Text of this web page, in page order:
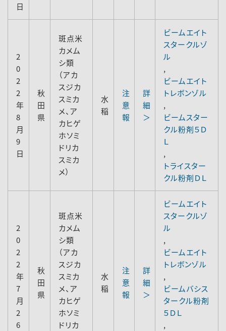
日
2
0
2
2
年
8
月
9
日
秋
田
県
斑点米
カメム
シ類
（アカ
スジカ
スミカ
メ、ア
カヒゲ
ホソミ
ドリカ
スミカ
メ）
水
稲
注
意
報
詳
細
＞
ビームエイト
スタークルゾ
ル
,
ビームエイト
トレボンゾル
,
ビームスター
クル粉剤５Ｄ
Ｌ
,
トライスター
クル粉剤ＤＬ
2
0
2
2
年
7
月
2
6
秋
田
県
斑点米
カメム
シ類
（アカ
スジカ
スミカ
メ、ア
カヒゲ
ホソミ
ドリカ
水
稲
注
意
報
詳
細
＞
ビームエイト
スタークルゾ
ル
,
ビームエイト
トレボンゾル
,
ビームバシス
タークル粉剤
５ＤＬ
,